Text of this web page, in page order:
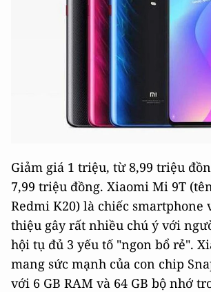
Giảm giá 1 triệu, từ 8,99 triệu
7,99 triệu đồng. Xiaomi Mi 9T
Redmi K20) là chiếc smartphone
thiệu gây rất nhiều chú ý với
hội tụ đủ 3 yếu tố "ngon bổ rẻ".
mang sức mạnh của con chip
với 6 GB RAM và 64 GB bộ nhớ